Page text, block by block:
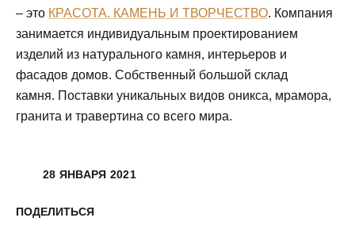
– это КРАСОТА. КАМЕНЬ И ТВОРЧЕСТВО. Компания
занимается индивидуальным проектированием
изделий из натурального камня, интерьеров и
фасадов домов. Собственный большой склад
камня. Поставки уникальных видов оникса, мрамора,
гранита и травертина со всего мира.
28 ЯНВАРЯ 2021
ПОДЕЛИТЬСЯ